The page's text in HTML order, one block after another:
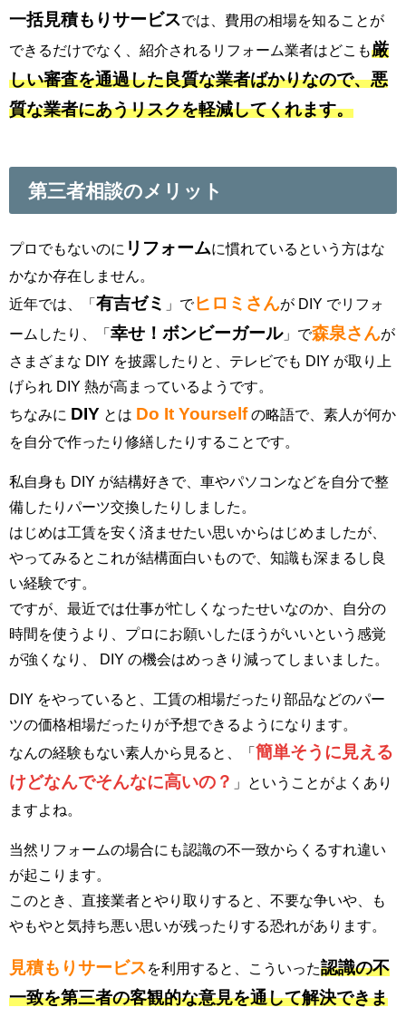
一括見積もりサービスでは、費用の相場を知ることが
できるだけでなく、紹介されるリフォーム業者はどこも厳
しい審査を通過した良質な業者ばかりなので、悪
質な業者にあうリスクを軽減してくれます。
第三者相談のメリット
プロでもないのに リフォームに慣れているという方はな
かなか存在しません。
近年では、「 有吉ゼミ 」でヒロミさんが DIY でリフォ
ームしたり、「 幸せ！ボンビーガール」で森泉さんが
さまざまな DIY を披露したりと、テレビでも DIY が取り上
げられ DIY 熱が高まっているようです。
ちなみに DIY とは Do It Yourselfの略語で、素人が何か
を自分で作ったり修繕したりすることです。
私自身も DIY が結構好きで、車やパソコンなどを自分で整
備したりパーツ交換したりしました。
はじめは工賃を安く済ませたい思いからはじめましたが、
やってみるとこれが結構面白いもので、知識も深まるし良
い経験です。
ですが、最近では仕事が忙しくなったせいなのか、自分の
時間を使うより、プロにお願いしたほうがいいという感覚
が強くなり、 DIY の機会はめっきり減ってしまいました。
DIY をやっていると、工賃の相場だったり部品などのパー
ツの価格相場だったりが予想できるようになります。
なんの経験もない素人から見ると、「 簡単そうに見える
けどなんでそんなに高いの？ 」ということがよくあり
ますよね。
当然リフォームの場合にも認識の不一致からくるすれ違い
が起こります。
このとき、直接業者とやり取りすると、不要な争いや、も
やもやと気持ち悪い思いが残ったりする恐れがあります。
見積もりサービス を利用すると、こういった認識の不
一致を第三者の客観的な意見を通して解決できま